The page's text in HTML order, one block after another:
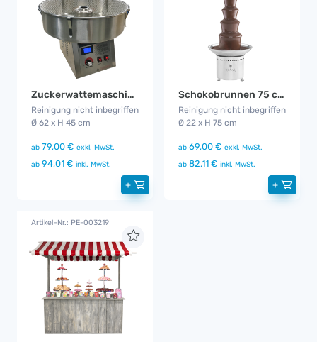
Zuckerwattemaschine
Reinigung nicht inbegriffen
Ø 62 x H 45 cm
ab 79,00 € exkl. MwSt.
ab 94,01 € inkl. MwSt.
+
Schokobrunnen 75 cm
Reinigung nicht inbegriffen
Ø 22 x H 75 cm
ab 69,00 € exkl. MwSt.
ab 82,11 € inkl. MwSt.
+
Artikel-Nr.: PE-003219